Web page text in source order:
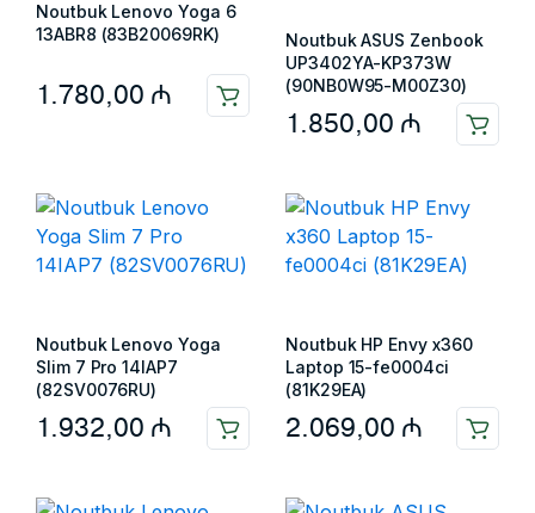
Noutbuk Lenovo Yoga 6
13ABR8 (83B20069RK)
1.780,00 ₼
Noutbuk ASUS Zenbook
UP3402YA-KP373W
(90NB0W95-M00Z30)
1.850,00 ₼
Noutbuk Lenovo Yoga
Slim 7 Pro 14IAP7
(82SV0076RU)
1.932,00 ₼
Noutbuk HP Envy x360
Laptop 15-fe0004ci
(81K29EA)
2.069,00 ₼